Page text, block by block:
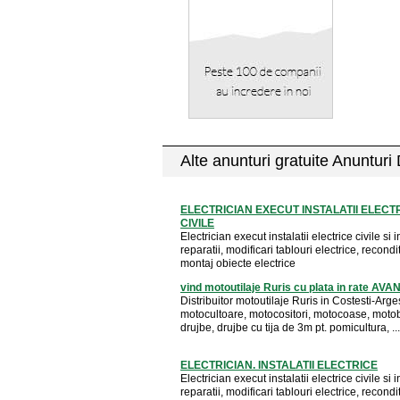
Alte anunturi gratuite Anunturi
ELECTRICIAN EXECUT INSTALATII
CIVILE
Electrician execut instalatii electrice civile si
reparatii, modificari tablouri electrice,
montaj obiecte electrice
vind motoutilaje Ruris cu plata in rate
Distribuitor motoutilaje Ruris in Costesti-
motocultoare, motocositori, motocoase,
drujbe, drujbe cu tija de 3m pt. pomicultura, ...
ELECTRICIAN. INSTALATII ELECTRICE
Electrician execut instalatii electrice civile si
reparatii, modificari tablouri electrice,